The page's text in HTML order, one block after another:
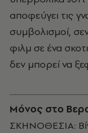
αποφεύγει τις
συμβολισμοί,
φιλμ σε ένα
δεν μπορεί να
Μόνος στο
ΣΚΗΝΟΘΕΣΙΑ: